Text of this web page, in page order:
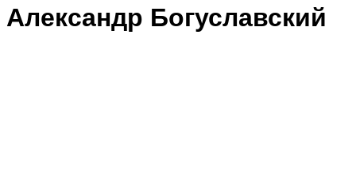
Александр Богуславский